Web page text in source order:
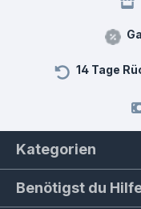
14 Tage
Kategorien
Benötigst du